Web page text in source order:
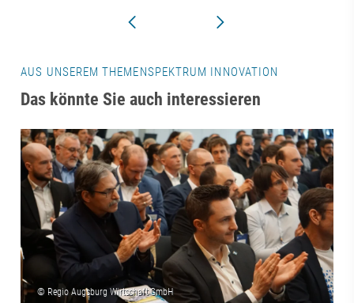
AUS UNSEREM THEMENSPEKTRUM INNOVATION
Das könnte Sie auch interessieren